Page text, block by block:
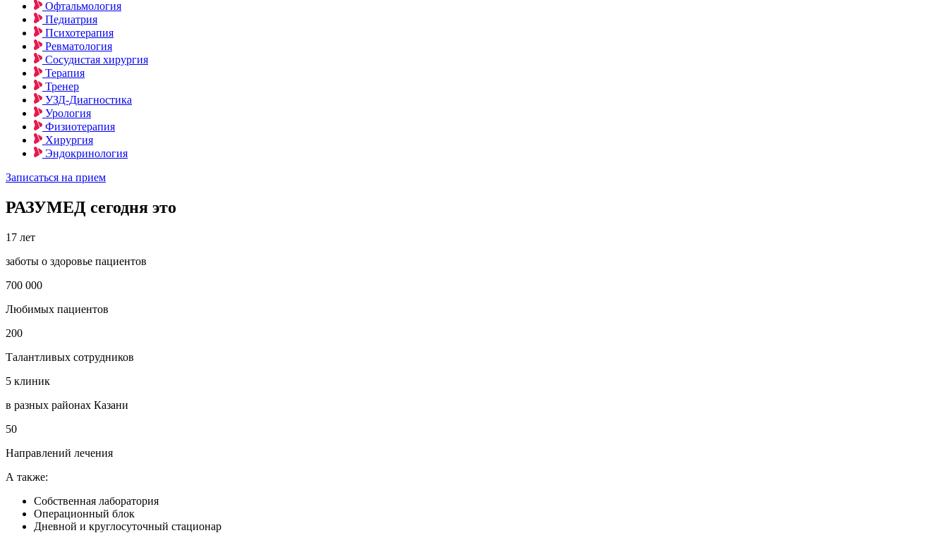
Офтальмология
Педиатрия
Психотерапия
Ревматология
Сосудистая хирургия
Терапия
Тренер
УЗД-Диагностика
Урология
Физиотерапия
Хирургия
Эндокринология
Записаться на прием
РАЗУМЕД сегодня это
17 лет
заботы о здоровье пациентов
700 000
Любимых пациентов
200
Талантливых сотрудников
5 клиник
в разных районах Казани
50
Направлений лечения
А также:
Собственная лаборатория
Операционный блок
Дневной и круглосуточный стационар